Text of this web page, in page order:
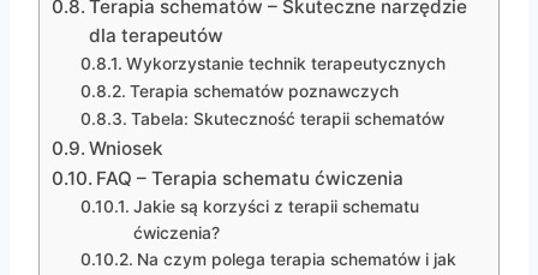
Terapia schematów – Skuteczne narzędzie
dla terapeutów
Wykorzystanie technik terapeutycznych
Terapia schematów poznawczych
Tabela: Skuteczność terapii schematów
Wniosek
FAQ – Terapia schematu ćwiczenia
Jakie są korzyści z terapii schematu
ćwiczenia?
Na czym polega terapia schematów i jak